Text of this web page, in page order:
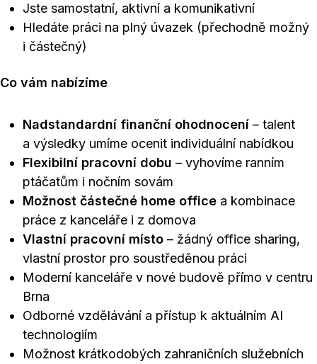
Jste samostatní, aktivní a komunikativní
Hledáte práci na plný úvazek (přechodně možný
i částečný)
Co vám nabízíme
Nadstandardní finanční ohodnocení – talent
a výsledky umíme ocenit individuální nabídkou
Flexibilní pracovní dobu – vyhovíme ranním
ptáčatům i nočním sovám
Možnost částečné home office a kombinace
práce z kanceláře i z domova
Vlastní pracovní místo – žádný office sharing,
vlastní prostor pro soustředěnou práci
Moderní kanceláře v nové budově přímo v centru
Brna
Odborné vzdělávání a přístup k aktuálním AI
technologiím
Možnost krátkodobých zahraničních služebních